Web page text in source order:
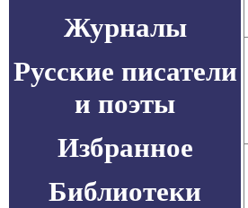
Журналы
Русские писатели
и поэты
Избранное
Библиотеки